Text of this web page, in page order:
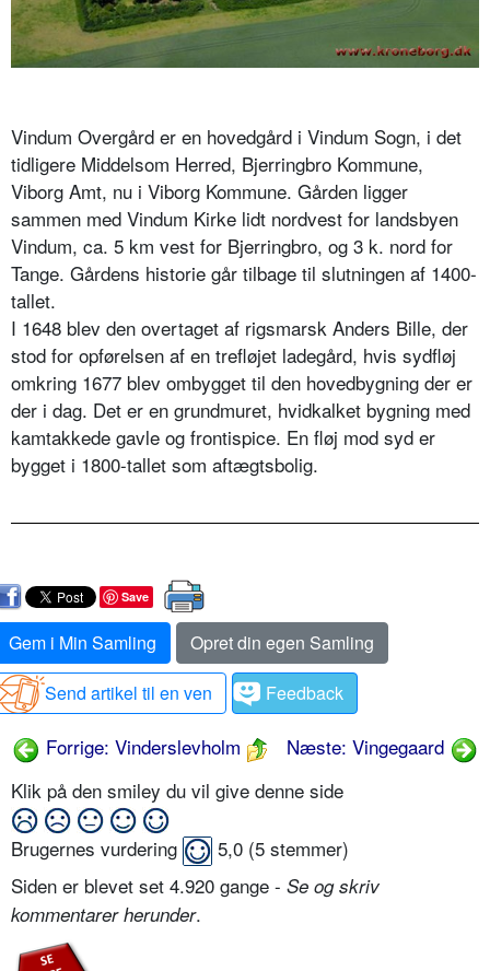
Vindum Overgård er en hovedgård i Vindum Sogn, i det
tidligere Middelsom Herred, Bjerringbro Kommune,
Viborg Amt, nu i Viborg Kommune. Gården ligger
sammen med Vindum Kirke lidt nordvest for landsbyen
Vindum, ca. 5 km vest for Bjerringbro, og 3 k. nord for
Tange. Gårdens historie går tilbage til slutningen af 1400-
tallet.
I 1648 blev den overtaget af rigsmarsk Anders Bille, der
stod for opførelsen af en trefløjet ladegård, hvis sydfløj
omkring 1677 blev ombygget til den hovedbygning der er
der i dag. Det er en grundmuret, hvidkalket bygning med
kamtakkede gavle og frontispice. En fløj mod syd er
bygget i 1800-tallet som aftægtsbolig.
Save
Gem i Min Samling
Opret din egen Samling
Send artikel til en ven
Feedback
Forrige: Vinderslevholm
Næste: Vingegaard
Klik på den smiley du vil give denne side
Brugernes vurdering 5,0 (5 stemmer)
Siden er blevet set 4.920 gange - Se og skriv
kommentarer herunder.